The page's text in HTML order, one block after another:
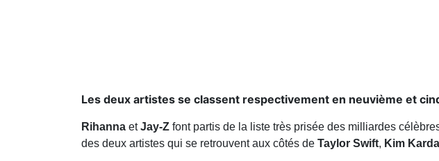
Les deux artistes se classent respectivement en neuvième et
Rihanna etJay-Z font partis de la liste très prisée des milliardes
des deux artistes qui se retrouvent aux côtés de Taylor Swift, Kim